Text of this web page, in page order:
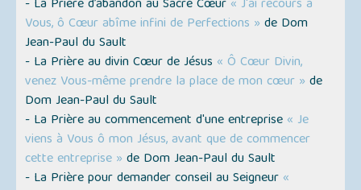
- La Prière d’abandon au Sacré Cœur « J'ai recours à
Vous, ô Cœur abîme infini de Perfections » de Dom
Jean-Paul du Sault
- La Prière au divin Cœur de Jésus « Ô Cœur Divin,
venez Vous-même prendre la place de mon cœur » de
Dom Jean-Paul du Sault
- La Prière au commencement d'une entreprise « Je
viens à Vous ô mon Jésus, avant que de commencer
cette entreprise » de Dom Jean-Paul du Sault
- La Prière pour demander conseil au Seigneur «